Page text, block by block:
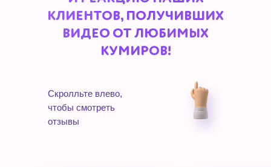
КЛИЕНТОВ, ПОЛУЧИВШИХ
ВИДЕО ОТ ЛЮБИМЫХ
КУМИРОВ!
Скролльте влево,
чтобы смотреть
отзывы